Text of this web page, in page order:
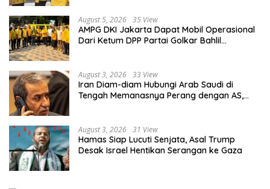
August 5, 2026 35 View
AMPG DKI Jakarta Dapat Mobil Operasional
Dari Ketum DPP Partai Golkar Bahlil
August 3, 2026 33 View
Iran Diam-diam Hubungi Arab Saudi di
Tengah Memanasnya Perang dengan AS,
August 3, 2026 31 View
Hamas Siap Lucuti Senjata, Asal Trump
Desak Israel Hentikan Serangan ke Gaza